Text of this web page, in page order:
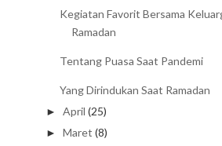
Kegiatan Favorit Bersama
Ramadan
Tentang Puasa Saat Pandemi
Yang Dirindukan Saat Ramadan
►April (25)
►Maret (8)